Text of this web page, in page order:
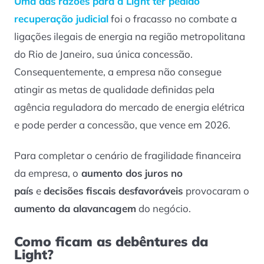
recuperação judicialfoi o fracasso no combate a
ligações ilegais de energia na região metropolitana
do Rio de Janeiro, sua única concessão.
Consequentemente, a empresa não consegue
atingir as metas de qualidade definidas pela
agência reguladora do mercado de energia elétrica
e pode perder a concessão, que vence em 2026.
Para completar o cenário de fragilidade financeira
da empresa, o aumento dos juros no
país edecisões fiscais desfavoráveis provocaram o
aumento da alavancagem do negócio.
Como ficam as debêntures da
Light?